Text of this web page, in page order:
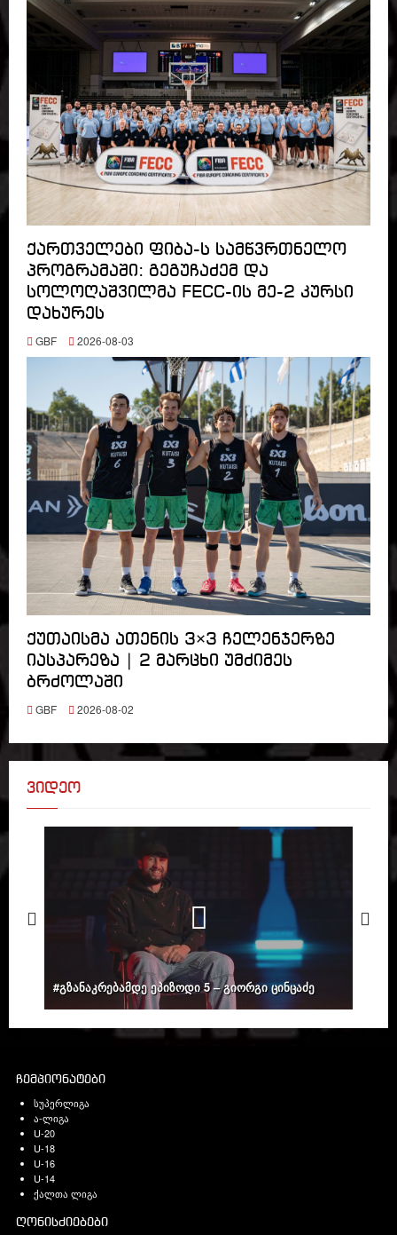
ქართველები ფიბა-ს სამწვრთნელო
პროგრამაში: გეგუჩაძემ და
სოლოღაშვილმა FECC-ის მე-2 კურსი
დახურეს
GBF 2026-08-03
ქუთაისმა ათენის 3×3 ჩელენჯერზე
იასპარეზა | 2 მარცხი უმძიმეს
ბრძოლაში
GBF 2026-08-02
ვიდეო
#გზანაკრებამდე ეპიზოდი 5 – გიორგი ცინცაძე
ჩემპიონატები
სუპერლიგა
ა-ლიგა
U-20
U-18
U-16
U-14
ქალთა ლიგა
ღონისძიებები